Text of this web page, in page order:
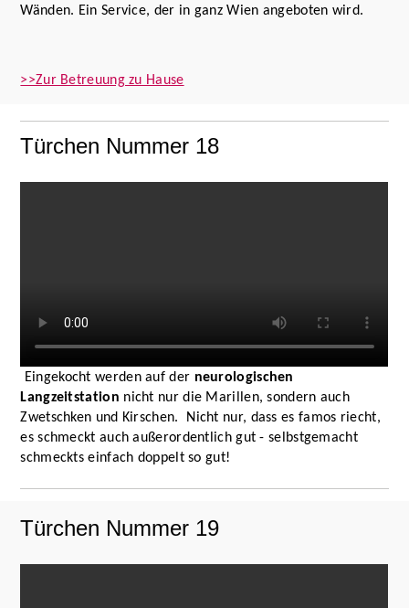
Wänden. Ein Service, der in ganz Wien angeboten wird.
>>Zur Betreuung zu Hause
Türchen Nummer 18
Eingekocht werden auf der neurologischen
Langzeitstation nicht nur die Marillen, sondern auch
Zwetschken und Kirschen.
Nicht nur, dass es famos riecht,
es schmeckt auch außerordentlich gut - selbstgemacht
schmeckts einfach doppelt so gut!
Türchen Nummer 19